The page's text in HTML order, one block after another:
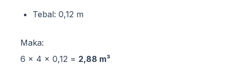
Tebal: 0,12 m
Maka:
6 × 4 × 0,12 = 2,88 m³